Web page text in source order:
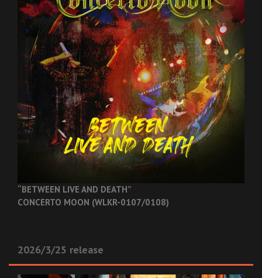
“BETWEEN LIVE AND DEATH”
CONCERTO MOON (WLKR-0107/0108)
2026/3/25 release